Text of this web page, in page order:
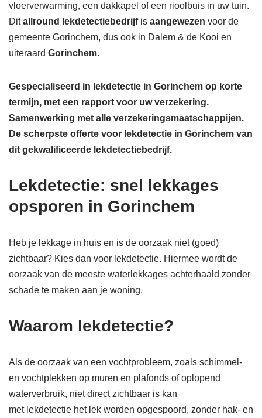
vloerverwarming, een dakkapel of een rioolbuis in uw tuin.
Ditallround lekdetectiebedrijfis aangewezen voor de
gemeente Gorinchem, dus ook in Dalem & de Kooi en
uiteraard Gorinchem.
Gespecialiseerd in lekdetectie in Gorinchem op korte
termijn, met een rapport voor uw verzekering.
Samenwerking met alle verzekeringsmaatschappijen.
De scherpste offerte voor lekdetectie in Gorinchem van
dit gekwalificeerde lekdetectiebedrijf.
Lekdetectie: snel lekkages
opsporen in Gorinchem
Heb je lekkage in huis en is de oorzaak niet (goed)
zichtbaar? Kies dan voor lekdetectie. Hiermee wordt de
oorzaak van de meeste waterlekkages achterhaald zonder
schade te maken aan je woning.
Waarom lekdetectie?
Als de oorzaak van een vochtprobleem, zoals schimmel-
en vochtplekken op muren en plafonds of oplopend
waterverbruik, niet direct zichtbaar is kan
met lekdetectie het lek worden opgespoord, zonder hak- en